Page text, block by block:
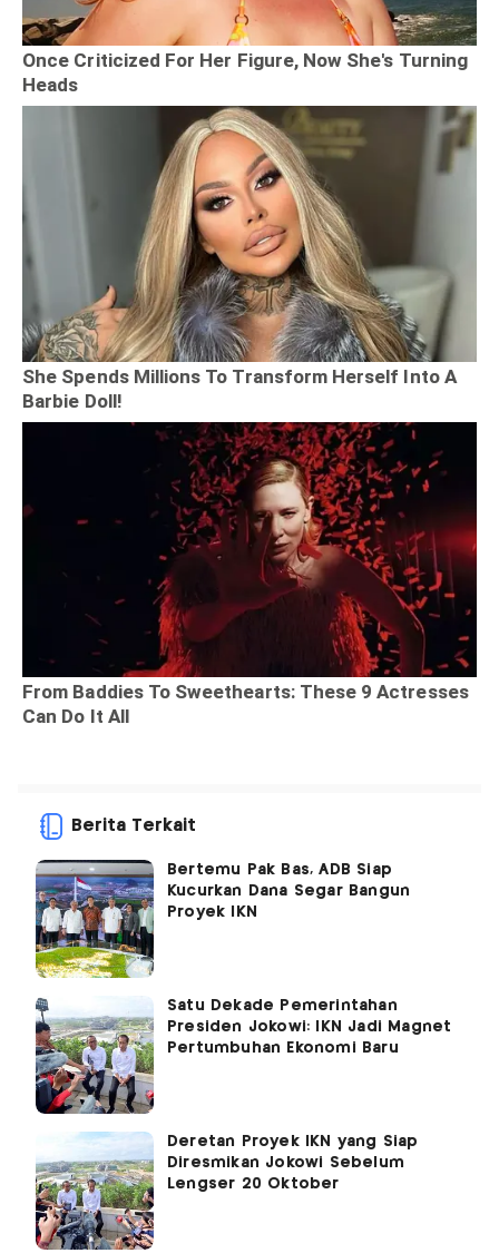
Berita Terkait
Bertemu Pak Bas, ADB Siap
Kucurkan Dana Segar Bangun
Proyek IKN
Satu Dekade Pemerintahan
Presiden Jokowi: IKN Jadi Magnet
Pertumbuhan Ekonomi Baru
Deretan Proyek IKN yang Siap
Diresmikan Jokowi Sebelum
Lengser 20 Oktober